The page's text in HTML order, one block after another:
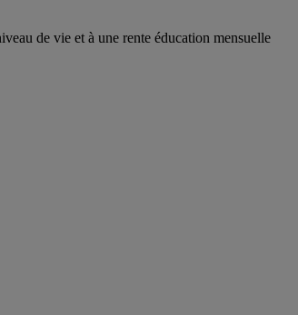
de vie et à une rente éducation mensuelle